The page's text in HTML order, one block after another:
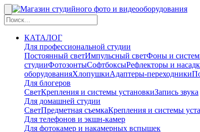
КАТАЛОГ
Для профессиональной студии
Постоянный светИмпульсный светФоны и
студииФотозонтыСофтбоксыРефлекторы и
оборудованияХлопушкиАдаптеры-переходники
Для блогеров
СветКрепления и системы установкиЗапись звука
Для домашней студии
СветПредметная съемкаКрепления и системы
Для телефонов и экшн-камер
Для фотокамер и накамерных вспышек